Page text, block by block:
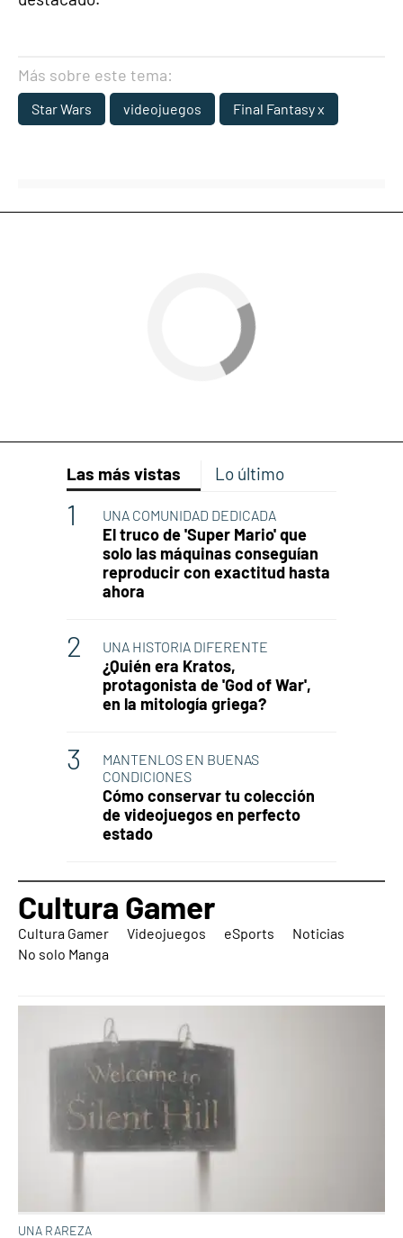
Más sobre este tema:
Star Wars videojuegos Final Fantasy x
Las más vistas Lo último
UNA COMUNIDAD DEDICADA
El truco de 'Super Mario' que
solo las máquinas conseguían
reproducir con exactitud hasta
ahora
UNA HISTORIA DIFERENTE
¿Quién era Kratos,
protagonista de 'God of War',
en la mitología griega?
MANTENLOS EN BUENAS
CONDICIONES
Cómo conservar tu colección
de videojuegos en perfecto
estado
Cultura Gamer
Cultura Gamer Videojuegos eSports
Noticias
No solo Manga
UNA RAREZA